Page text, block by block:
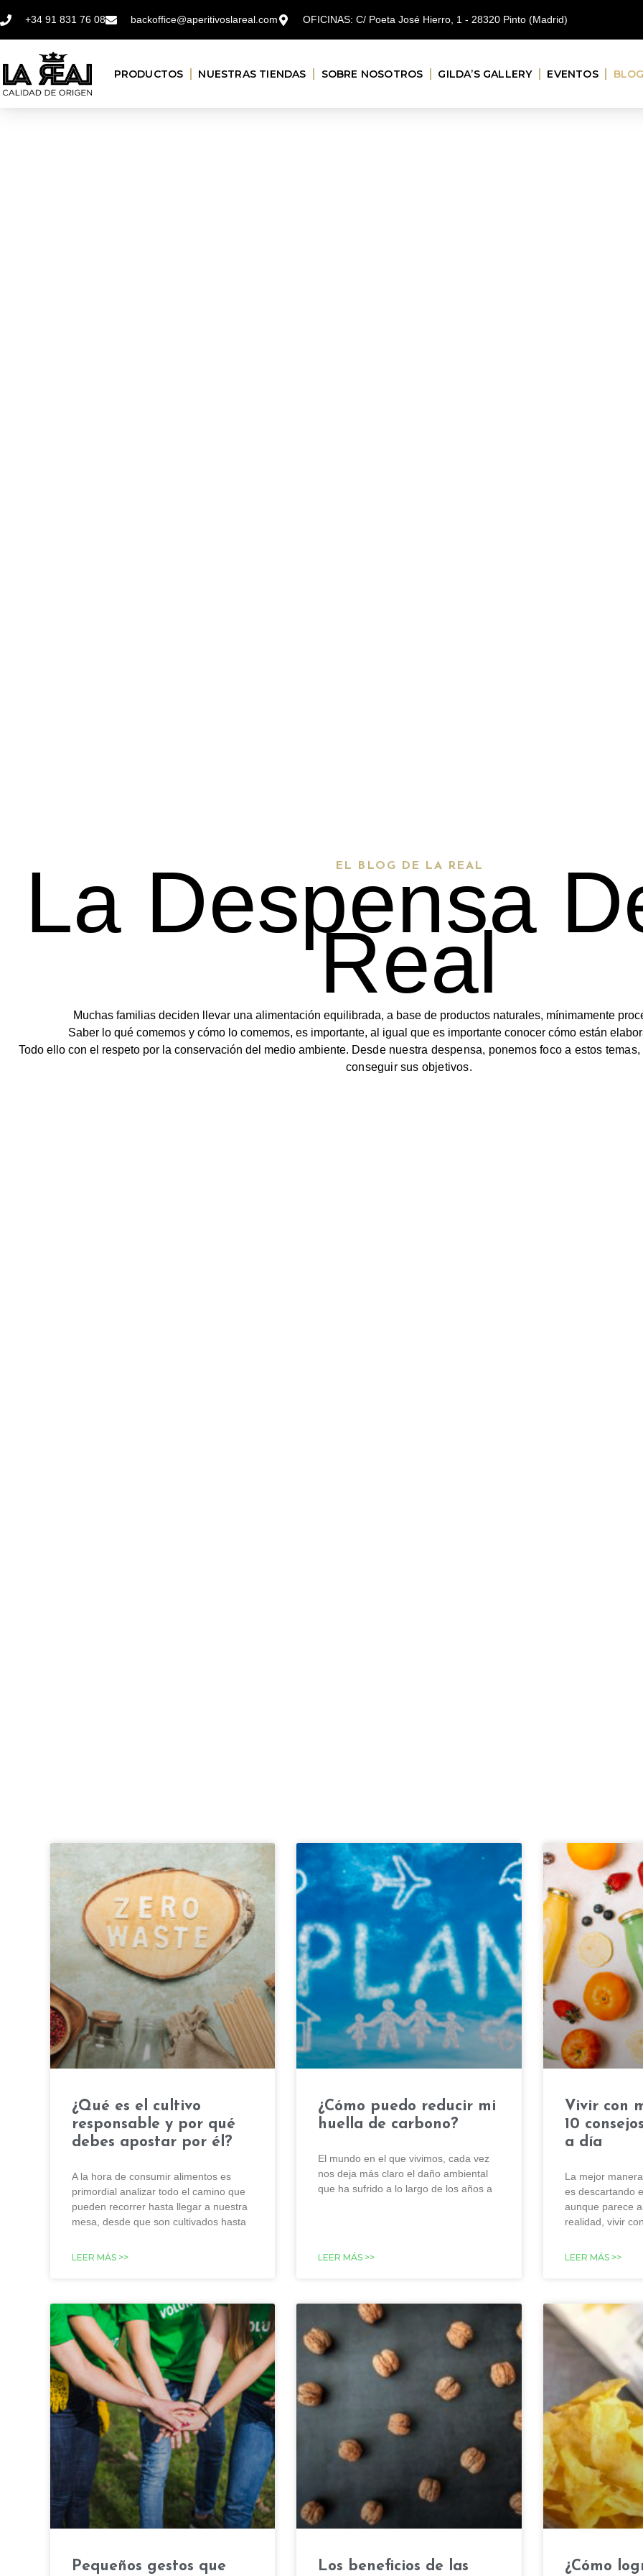
+34 91 831 76 08 backoffice@aperitivoslareal.com OFICINAS: C/ Poeta José Hierro, 1 - 28320 Pinto (Madrid)
PRODUCTOS NUESTRAS TIENDAS SOBRE NOSOTROS GILDA’S GALLERY EVENTOS
EL BLOG DE LA REAL
La Despensa
Real
Muchas familias deciden llevar una alimentación equilibrada, a base de productos naturales, mínimamente
Saber lo qué comemos y cómo lo comemos, es importante, al igual que es importante conocer cómo están
Todo ello con el respeto por la conservación del medio ambiente. Desde nuestra despensa, ponemos foco a estos
conseguir sus objetivos.
¿Qué es el cultivo
responsable y por qué
debes apostar por él?
A la hora de consumir alimentos es
primordial analizar todo el camino que
pueden recorrer hasta llegar a nuestra
mesa, desde que son cultivados hasta
LEER MÁS >>
¿Cómo puedo reducir mi
huella de carbono?
El mundo en el que vivimos, cada vez
nos deja más claro el daño ambiental
que ha sufrido a lo largo de los años a
LEER MÁS >>
Vivir con
10
a día
La mejor
es descartando
aunque parece
realidad, vivir
LEER MÁS >>
Pequeños gestos que Los beneficios de las ¿Cómo